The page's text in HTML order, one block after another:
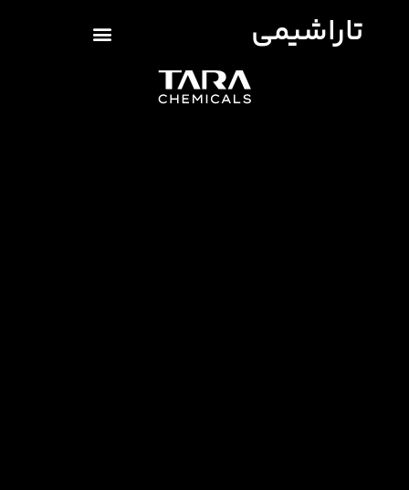
تاراشیمی